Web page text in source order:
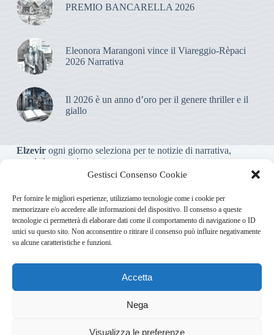
Gestisci Consenso Cookie
Per fornire le migliori esperienze, utilizziamo tecnologie come i cookie per
memorizzare e/o accedere alle informazioni del dispositivo. Il consenso a queste
tecnologie ci permetterà di elaborare dati come il comportamento di navigazione o ID
unici su questo sito. Non acconsentire o ritirare il consenso può influire negativamente
su alcune caratteristiche e funzioni.
Accetta
Nega
Visualizza le preferenze
PREMIO BANCARELLA 2026
Eleonora Marangoni vince il Viareggio-Rèpaci
2026 Narrativa
Il 2026 è un anno d’oro per il genere thriller e il
giallo
Elzevirogni giorno seleziona per te notizie di narrativa,
saggistica, poesia e teatro.
Testata giornalistica online non iscritta al Tribunale, che non
riceve contributi o agevolazioni pubbliche ai sensi dell’art. 3-
bis della legge 103/2012
Via Usodimare 3 - 37138 Verona (VR)info@elzevir.it bullet-